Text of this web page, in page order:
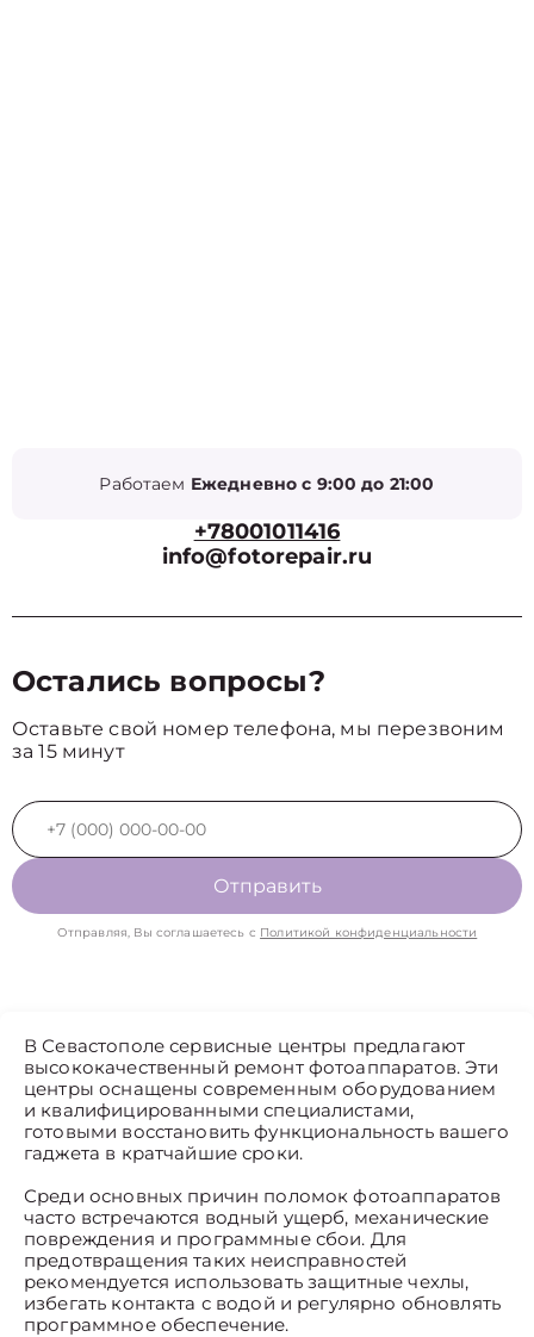
Работаем Ежедневно с 9:00 до 21:00
+78001011416
info@fotorepair.ru
Остались вопросы?
Оставьте свой номер телефона, мы перезвоним
за 15 минут
Отправить
Отправляя, Вы соглашаетесь с Политикой конфиденциальности
В Севастополе сервисные центры предлагают
высококачественный ремонт фотоаппаратов. Эти
центры оснащены современным оборудованием
и квалифицированными специалистами,
готовыми восстановить функциональность вашего
гаджета в кратчайшие сроки.
Среди основных причин поломок фотоаппаратов
часто встречаются водный ущерб, механические
повреждения и программные сбои. Для
предотвращения таких неисправностей
рекомендуется использовать защитные чехлы,
избегать контакта с водой и регулярно обновлять
программное обеспечение.